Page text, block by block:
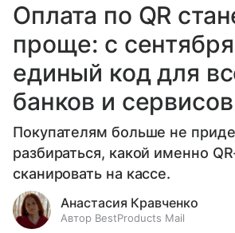
Оплата по QR
проще: с
единый код для
банков и
Покупателям больше не
разбираться, какой именно
сканировать на кассе.
Анастасия Кравченко
Автор BestProducts Mail